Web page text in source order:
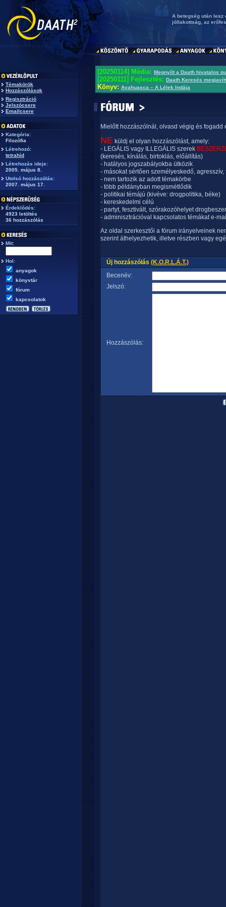
A betegség után lesz
jóllakottság, az
Témakörök
Hozzászólások
Regisztráció
Jelszócsere
Emailcsere
Kategória:
Filozófia
Létrehozó:
tetrahíd
Létrehozás ideje:
2005. május 8.
Utolsó hozzászólás:
2007. május 17.
Érdeklődés:
4923 letöltés
36 hozzászólás
Mit:
Hol:
anyagok
könyvtár
fórum
kapcsolatok
[20250114] Média: Megnyílt a Daath hivatalos
[20250111] Fejlesztés: Daath Keresés
Könyv: Ayahuasca – A Lélek Indája
Mielőtt hozzászólnál, olvasd végig és fogadd
NE küldj el olyan hozzászólást, amely:
- LEGÁLIS vagy ILLEGÁLIS szerek
(keresés, kínálás, birtoklás, előállítás)
- hatályos jogszabályokba ütközik
- másokat sértően személyeskedő, agresszív,
- nem tartozik az adott témakörbe
- több példányban megismétlődik
- politikai témájú (kivéve: drogpolitika, béke)
- kereskedelmi célú
- partyt, fesztivált, szórakozóhelyet
- adminisztrációval kapcsolatos témákat e-
Az oldal szerkesztői a fórum irányelveinek
szerint áthelyezhetik, illetve részben vagy
Új hozzászólás (K.O.R.L.Á.T.)
Becenév:
Jelszó:
Hozzászólás: